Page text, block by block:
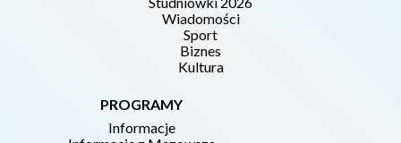
Wiadomości
Sport
Biznes
Kultura
PROGRAMY
Informacje